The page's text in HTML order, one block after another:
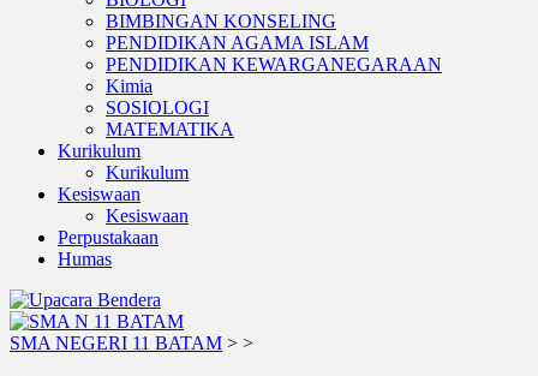
BIMBINGAN KONSELING
PENDIDIKAN AGAMA ISLAM
PENDIDIKAN KEWARGANEGARAAN
Kimia
SOSIOLOGI
MATEMATIKA
Kurikulum
Kurikulum
Kesiswaan
Kesiswaan
Perpustakaan
Humas
SMA NEGERI 11 BATAM > >